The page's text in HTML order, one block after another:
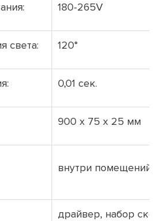
180-265V
света: 120°
0,01 сек.
900 х 75 х 25 мм
внутри помещений
драйвер, набор